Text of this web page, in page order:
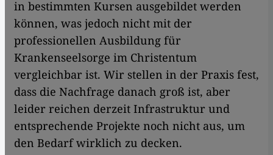
in bestimmten Kursen ausgebildet werden
können, was jedoch nicht mit der
professionellen Ausbildung für
Krankenseelsorge im Christentum
vergleichbar ist. Wir stellen in der Praxis fest,
dass die Nachfrage danach groß ist, aber
leider reichen derzeit Infrastruktur und
entsprechende Projekte noch nicht aus, um
den Bedarf wirklich zu decken.